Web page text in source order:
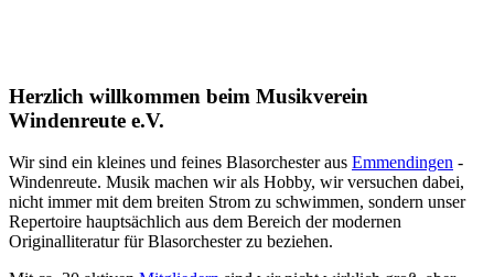
Herzlich willkommen beim Musikverein
Windenreute e.V.
Wir sind ein kleines und feines Blasorchester aus Emmendingen -
Windenreute. Musik machen wir als Hobby, wir versuchen dabei,
nicht immer mit dem breiten Strom zu schwimmen, sondern unser
Repertoire hauptsächlich aus dem Bereich der modernen
Originalliteratur für Blasorchester zu beziehen.